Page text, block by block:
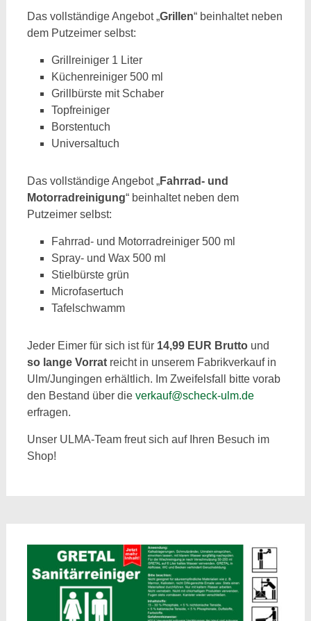
Das vollständige Angebot „Grillen“ beinhaltet neben
dem Putzeimer selbst:
Grillreiniger 1 Liter
Küchenreiniger 500 ml
Grillbürste mit Schaber
Topfreiniger
Borstentuch
Universaltuch
Das vollständige Angebot „Fahrrad- und
Motorradreinigung“ beinhaltet neben dem
Putzeimer selbst:
Fahrrad- und Motorradreiniger 500 ml
Spray- und Wax 500 ml
Stielbürste grün
Microfasertuch
Tafelschwamm
Jeder Eimer für sich ist für 14,99 EUR Bruttound
so lange Vorratreicht in unserem Fabrikverkauf in
Ulm/Jungingen erhältlich. Im Zweifelsfall bitte vorab
den Bestand über die verkauf@scheck-ulm.de
erfragen.
Unser ULMA-Team freut sich auf Ihren Besuch im
Shop!